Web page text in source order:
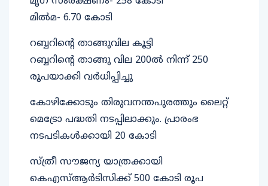
മില്‍മ- 6.70 കോടി
റബ്ബറിന്റെ താങ്ങുവില കൂട്ടി
റബ്ബറിന്റെ താങ്ങു വില 200ല്‍ നിന്ന് 250
രൂപയാക്കി വര്‍ധിപ്പിച്ചു
കോഴിക്കോടും തിരുവനന്തപുരത്തും ലൈറ്റ്
മെട്രോ പദ്ധതി നടപ്പിലാക്കും. പ്രാരംഭ
നടപടികള്‍ക്കായി 20 കോടി
സ്ത്രീ സൗജന്യ യാത്രക്കായി
കെഎസ്ആര്‍ടിസിക്ക് 500 കോടി രൂപ